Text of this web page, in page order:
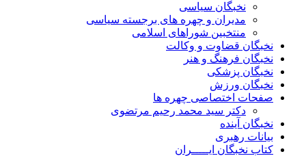
نخبگان سیاسی
مدیران و چهره های برجسته سیاسی
منتخبین شوراهای اسلامی
نخبگان قضاوت و وکالت
نخبگان فرهنگ و هنر
نخبگان پزشکی
نخبگان ورزش
صفحات اختصاصی چهره ها
دکتر سید محمد رحیم مرتضوی
نخبگان آینده
بیانات رهبری
کتاب نخبگان ایـــــران